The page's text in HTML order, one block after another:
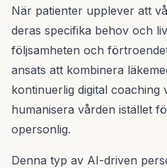
När patienter upplever att
deras specifika behov och
följsamheten och
ansats att kombinera
kontinuerlig digital coaching
humanisera vården istället
opersonlig.
Denna typ av AI-driven